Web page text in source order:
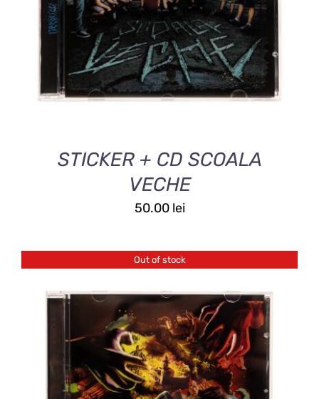
STICKER + CD SCOALA
VECHE
50.00 lei
Out of stock
DETALII